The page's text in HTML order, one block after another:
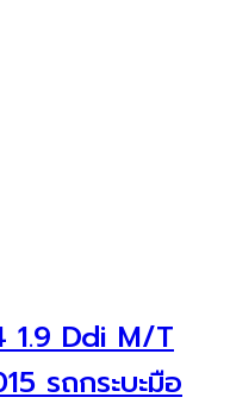
1.9 Ddi M/T
รถกระบะมือ